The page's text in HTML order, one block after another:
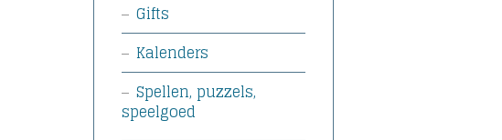
Gifts
Kalenders
Spellen, puzzels,
speelgoed